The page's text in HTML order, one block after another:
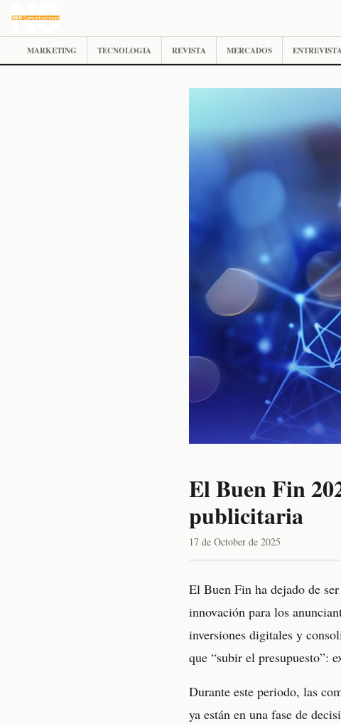
MARKETING TECNOLOGIA REVISTA MERCADOS
El Buen Fin
publicitaria
17 de October de 2025
El Buen Fin ha dejado de
innovación para los
inversiones digitales y
que “subir el presupuesto”:
Durante este periodo, las
ya están en una fase de